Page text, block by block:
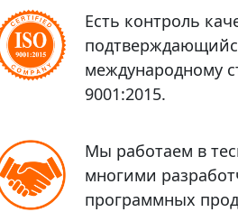
Есть контроль
международному
9001:2015.
Мы работаем в
многими
программных